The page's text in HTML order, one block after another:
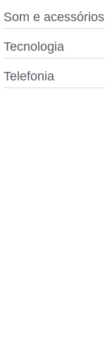
Som e acessórios
Tecnologia
Telefonia